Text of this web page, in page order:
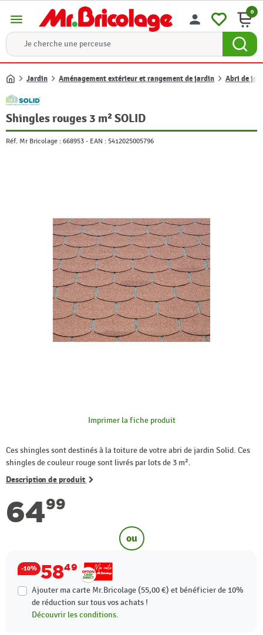
menu person 0
Accueil
Jardin Aménagement extérieur et rangement de jardin Abri de
Shingles rouges 3 m² SOLID
Réf. Mr Bricolage : 668953 - EAN : 5412025005796
Imprimer la fiche produit
Ces shingles sont destinés à la toiture de votre abri de jardin Solid. Ces
shingles de couleur rouge sont livrés par lots de 3 m².
Description de produit
6499
ou
-10% 5849
Ajouter ma carte Mr.Bricolage (55,00 €) et bénéficier de 10%
de réduction sur tous vos achats !
Découvrir les conditions.